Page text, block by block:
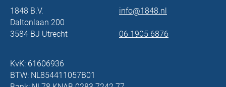
1848 B.V.
Daltonlaan 200
3584 BJ Utrecht
info@1848.nl
06 1905 6876
KvK: 61606936
BTW: NL854411057B01